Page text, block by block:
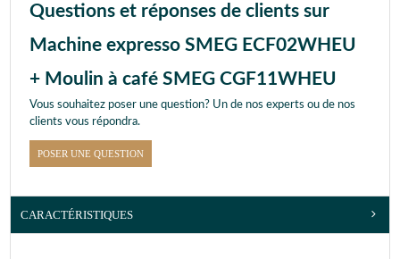
Questions et réponses de clients sur
Machine expresso SMEG ECF02WHEU
+ Moulin à café SMEG CGF11WHEU
Vous souhaitez poser une question? Un de nos experts ou de nos
clients vous répondra.
POSER UNE QUESTION
CARACTÉRISTIQUES